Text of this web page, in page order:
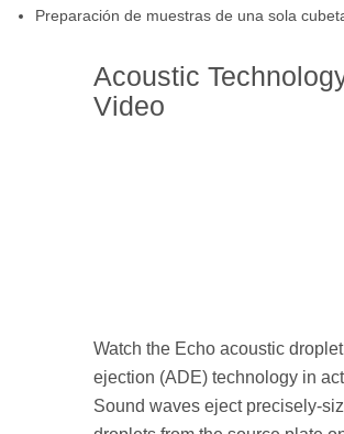
Preparación de muestras de una sola
Acoustic
Video
Watch the Echo acoustic droplet
ejection (ADE) technology in
Sound waves eject precisely-